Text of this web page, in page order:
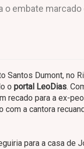
embate
Santos Dumont, no
o portal LeoDias.
recado para a ex-
a cantora
para a casa de